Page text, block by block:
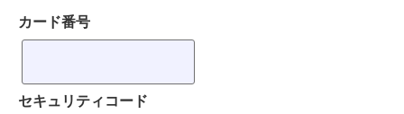
３ 当社が当社所定の方法で利用申込を承認した時に、本
規約に基づく本サービスの利用契約が利用者と当社との間
第５条 利用申込者が次のいずれかに該当する場合、利用
申込を承認しないことがあります。
カード番号
セキュリティコード